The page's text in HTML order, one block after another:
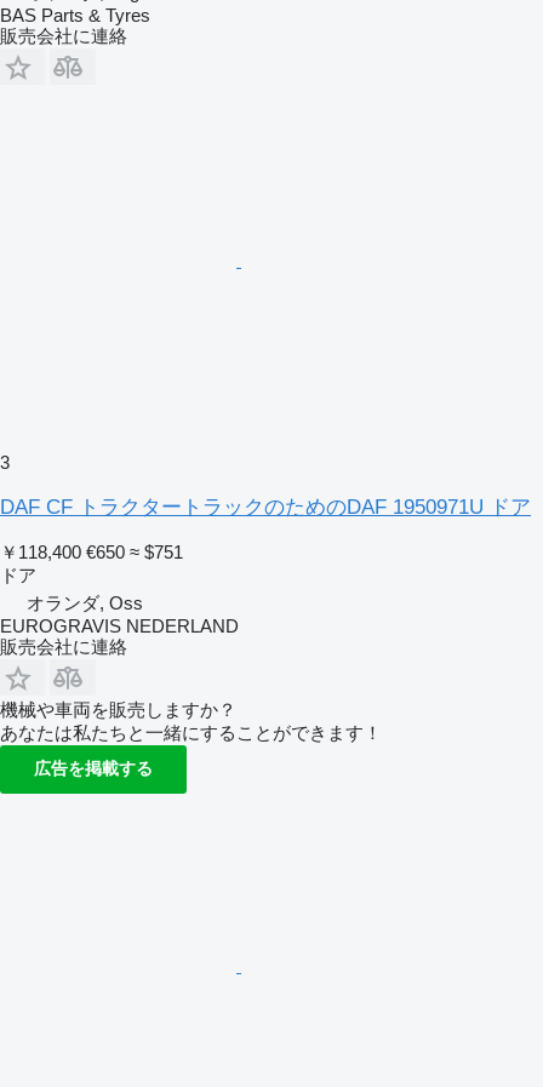
BAS Parts & Tyres
販売会社に連絡
3
DAF CF トラクタートラックのためのDAF 1950971U ドア
￥118,400 €650 ≈ $751
ドア
オランダ, Oss
EUROGRAVIS NEDERLAND
販売会社に連絡
機械や車両を販売しますか？
あなたは私たちと一緒にすることができます！
広告を掲載する